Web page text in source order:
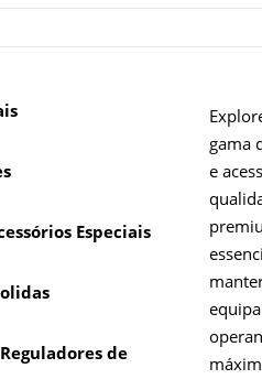
Especiais
de
gama
e